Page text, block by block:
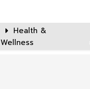
Health &
Wellness